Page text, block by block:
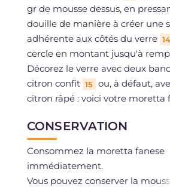
gr de mousse dessus, en
douille de manière à créer une
adhérente aux côtés du verre 14
cercle en montant jusqu'à
Décorez le verre avec deux
citron confit 15 ou, à défaut,
citron râpé : voici votre moretta
CONSERVATION
Consommez la moretta fanese
immédiatement.
Vous pouvez conserver la